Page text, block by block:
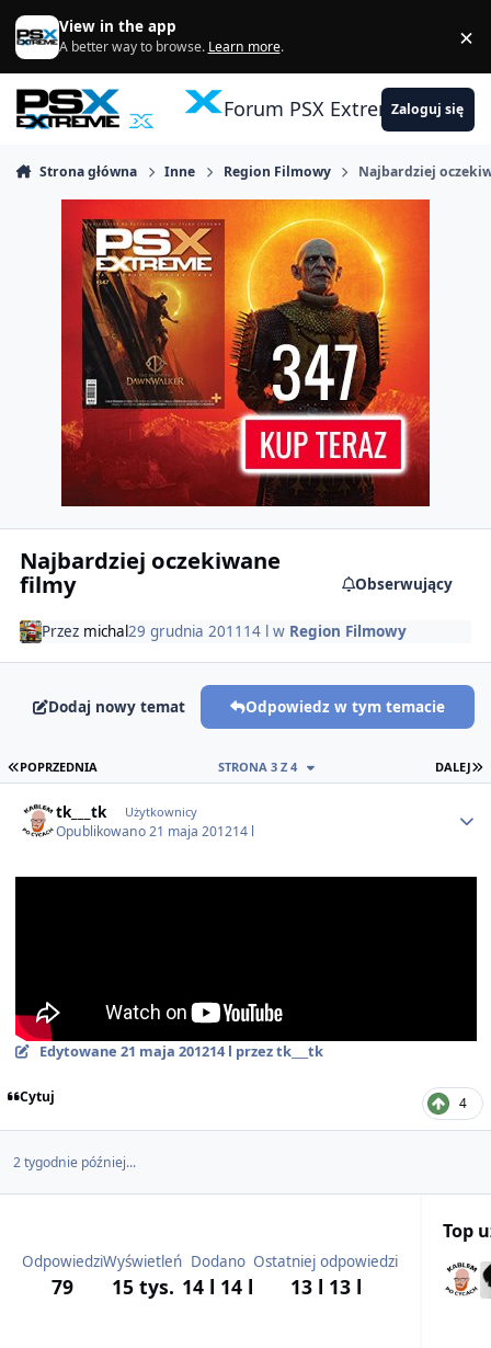
Skocz do zawartości
View in the app
A better way to browse. Learn more. ×
Forum PSX ExtremeZaloguj się
Strona główna Inne Region Filmowy Najbardziej
Najbardziej oczekiwane
filmy Obserwujący
Przez michal29 grudnia 2011 14 l w Region Filmowy
Dodaj nowy temat Odpowiedz w tym temacie
PIERWSZA STRONA
POPRZEDNIA DALEJ
STRONA 3 Z 4
tk___tk Użytkownicy
Opublikowano21 maja 201214 l
Edytowane 21 maja 201214 l przez tk___tk
Cytuj 4
2 tygodnie później...
Odpowiedzi
79
Wyświetleń
15 tys.
Dodano
14 l 14 l
Ostatniej odpowiedzi
13 l 13 l
Top